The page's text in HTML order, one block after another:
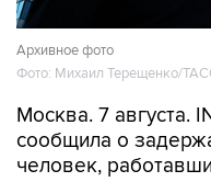
Архивное фото
Фото: Михаил Терещенко/
Москва. 7 августа.
сообщила о
человек,